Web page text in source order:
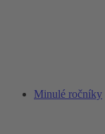
Minulé ročníky